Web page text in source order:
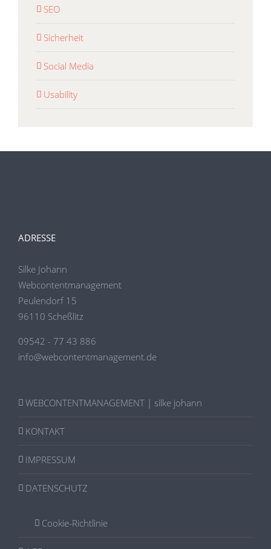
SEO
Sicherheit
Social Media
Usability
ADRESSE
Silke Johann
Webcontentmanagement
Peulendorf 15
96110 Scheßlitz
09542 - 77 43 886
info@webcontentmanagement.de
WEBCONTENTMANAGEMENT | silke johann
KONTAKT
IMPRESSUM
DATENSCHUTZ
Cookie-Richtlinie